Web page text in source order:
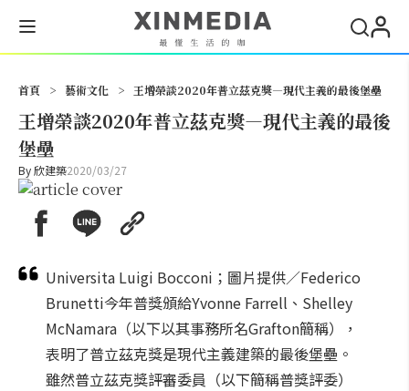
首頁 > 藝術文化 > 王增榮談2020年普立茲克獎—現代主義的最後堡壘
王增榮談2020年普立茲克獎—現代主義的最後
堡壘
By欣建築2020/03/27
Universita Luigi Bocconi；圖片提供／Federico
Brunetti今年普獎頒給Yvonne Farrell、Shelley
McNamara（以下以其事務所名Grafton簡稱），
表明了普立茲克獎是現代主義建築的最後堡壘。
雖然普立茲克獎評審委員（以下簡稱普獎評委）